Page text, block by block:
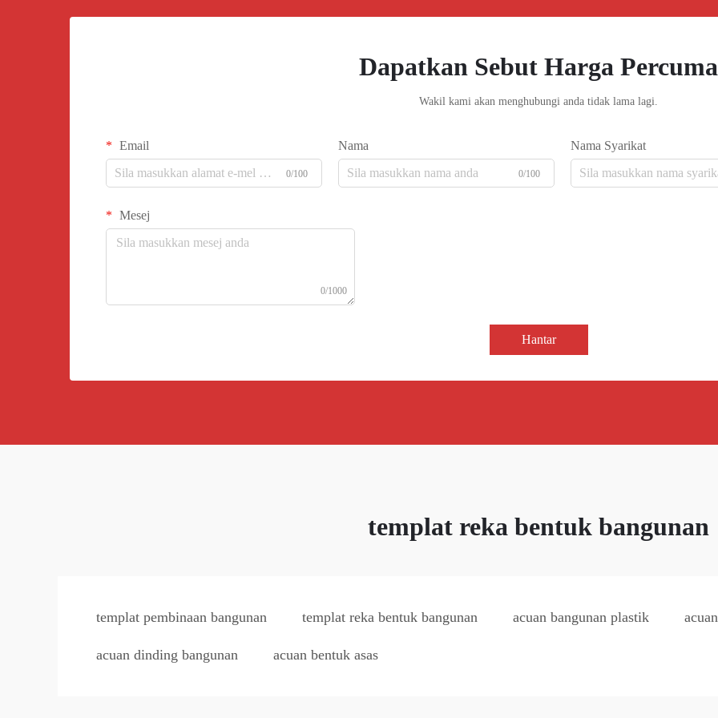
Dapatkan Sebut Harga Percuma
Wakil kami akan menghubungi anda tidak lama lagi.
Email
0/100
Nama
0/100
Nama Syarikat
Mesej
0/1000
Hantar
templat reka bentuk bangunan
templat pembinaan bangunan templat reka bentuk bangunan acuan bangunan plastik
acuan dinding bangunan acuan bentuk asas